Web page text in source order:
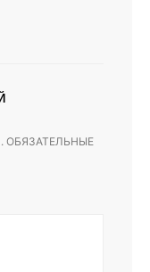
ОБЯЗАТЕЛЬНЫЕ